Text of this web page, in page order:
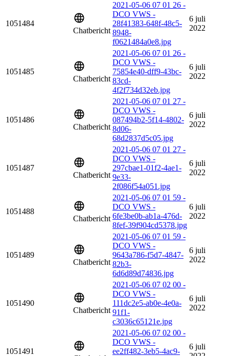
1051484
Chatbericht
2021-05-06 07 01 26 -
DCO VWS -
28f41383-648f-48c5-
8948-
f0621484a0e8.jpg
6 juli
2022
1051485
Chatbericht
2021-05-06 07 01 26 -
DCO VWS -
75854e40-dff9-43bc-
83cd-
4f2f734d32eb.jpg
6 juli
2022
1051486
Chatbericht
2021-05-06 07 01 27 -
DCO VWS -
087494b2-5f14-4802-
8d06-
68d2837d5c05.jpg
6 juli
2022
1051487
Chatbericht
2021-05-06 07 01 27 -
DCO VWS -
297cbae1-01f2-4ae1-
9e33-
2f086f54a051.jpg
6 juli
2022
1051488
Chatbericht
2021-05-06 07 01 59 -
DCO VWS -
6fe3be0b-ab1a-476d-
8fef-39f904cd5378.jpg
6 juli
2022
1051489
Chatbericht
2021-05-06 07 01 59 -
DCO VWS -
9643a786-f5d7-4847-
82b3-
6d6d89d74836.jpg
6 juli
2022
1051490
Chatbericht
2021-05-06 07 02 00 -
DCO VWS -
111dc2e5-ab0e-4e0a-
91f1-
c3036c65121e.jpg
6 juli
2022
1051491
2021-05-06 07 02 00 -
DCO VWS -
ee2ff482-3eb5-4ac9-
6 juli